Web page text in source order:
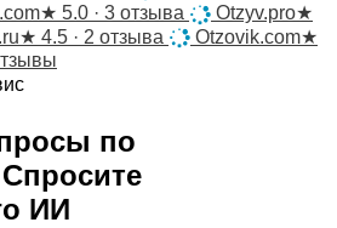
★ 5.0 · 3 отзыва Otzyv.pro★
★ 4.5 · 2 отзыва Otzovik.com★
по
Спросите
ИИ